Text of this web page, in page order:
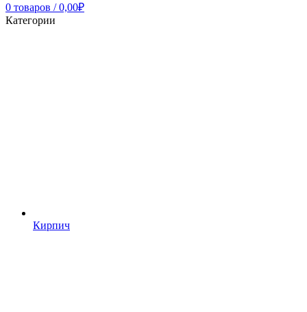
0 товаров / 0,00₽
Категории
Кирпич